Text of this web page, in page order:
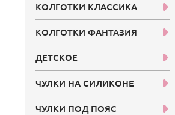
КОЛГОТКИ КЛАССИКА
КОЛГОТКИ ФАНТАЗИЯ
ДЕТСКОЕ
ЧУЛКИ НА СИЛИКОНЕ
ЧУЛКИ ПОД ПОЯС